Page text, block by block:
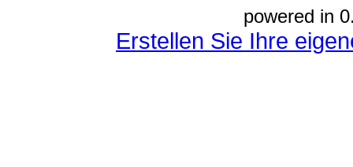
powered in
Erstellen Sie Ihre